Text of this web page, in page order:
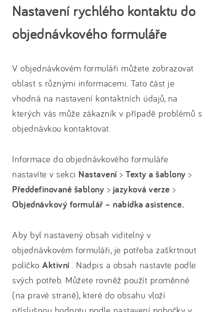
Nastavení rychlého kontaktu do
objednávkového formuláře
V objednávkovém formuláři můžete zobrazovat
oblast s různými informacemi. Tato část je
vhodná na nastavení kontaktních údajů, na
kterých vás může zákazník v případě problémů s
objednávkou kontaktovat.
Informace do objednávkového formuláře
nastavíte v sekci Nastavení > Texty a šablony >
Předdefinované šablony > jazyková verze >
Objednávkový formulář – nabídka asistence.
Aby byl nastavený obsah viditelný v
objednávkovém formuláři, je potřeba zaškrtnout
políčko Aktivní . Nadpis a obsah nastavte podle
svých potřeb. Můžete rovněž použít proměnné
(na pravé straně), které do obsahu vloží